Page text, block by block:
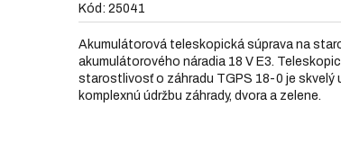
Kód: 25041
Akumulátorová teleskopická súprava na
akumulátorového náradia 18 V E3.
starostlivosť o záhradu TGPS 18-0 je skvelý
komplexnú údržbu záhrady, dvora a zelene.
0,0
5
hviezdičiek.